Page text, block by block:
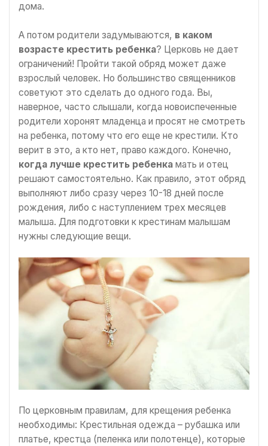
дома.
А потом родители задумываются, в каком
возрасте крестить ребенка? Церковь не дает
ограничений! Пройти такой обряд может даже
взрослый человек. Но большинство священников
советуют это сделать до одного года. Вы,
наверное, часто слышали, когда новоиспеченные
родители хоронят младенца и просят не смотреть
на ребенка, потому что его еще не крестили. Кто
верит в это, а кто нет, право каждого. Конечно,
когда лучше крестить ребенка мать и отец
решают самостоятельно. Как правило, этот обряд
выполняют либо сразу через 10-18 дней после
рождения, либо с наступлением трех месяцев
малыша. Для подготовки к крестинам малышам
нужны следующие вещи.
По церковным правилам, для крещения ребенка
необходимы: Крестильная одежда – рубашка или
платье, крестца (пеленка или полотенце), которые